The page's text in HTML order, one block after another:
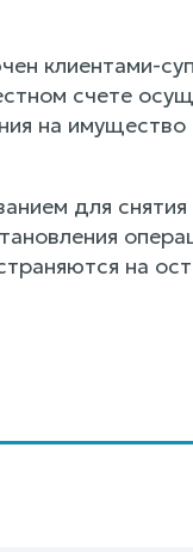
клиентами-
счете
на
для
на